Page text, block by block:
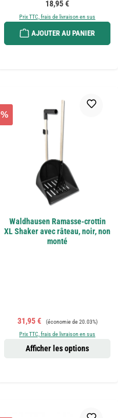
Prix régulier :
18,95 €
Prix TTC, frais de livraison en sus
AJOUTER AU PANIER
%
Waldhausen Ramasse-crottin
XL Shaker avec râteau, noir, non
monté
Prix de vente :
31,95 € Prix régulier :
(économie de 20.03%)
Prix TTC, frais de livraison en sus
Afficher les options